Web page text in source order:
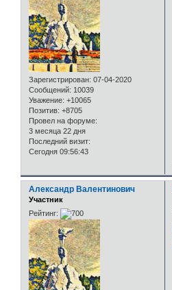
Зарегистрирован: 07-04-2020
Сообщений: 10039
Уважение: +10065
Позитив: +8705
Провел на форуме:
3 месяца 22 дня
Последний визит:
Сегодня 09:56:43
Александр Валентинович
Участник
Рейтинг: